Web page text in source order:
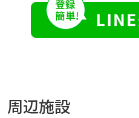
周辺施設